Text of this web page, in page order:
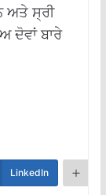
ਅਤੇ ਸ੍ਰੀ
ਦੋਵਾਂ ਬਾਰੇ
LinkedIn